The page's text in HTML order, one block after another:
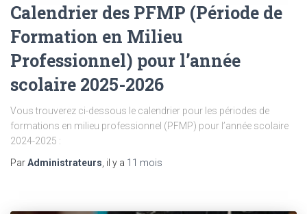
Calendrier des PFMP (Période de
Formation en Milieu
Professionnel) pour l’année
scolaire 2025-2026
Vous trouverez ci-dessous le calendrier pour les périodes de
formations en milieu professionnel (PFMP) pour l’année scolaire
2024-2025 :
ParAdministrateurs , il y a 11 mois